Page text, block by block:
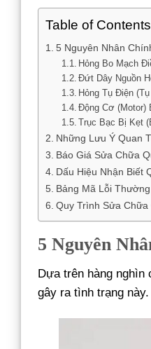
Table of Contents
5 Nguyên Nhân
Hỏng Bo Mạch
Đứt Dây Nguồn
Hỏng Tụ Điện
Động Cơ (Motor)
Trục Bạc Bị Kẹt
Những Lưu Ý Quan
Báo Giá Sửa Chữa
Dấu Hiệu Nhận Biết
Bảng Mã Lỗi
Quy Trình Sửa
5 Nguyên
Dựa trên hàng
gây ra tình trạng